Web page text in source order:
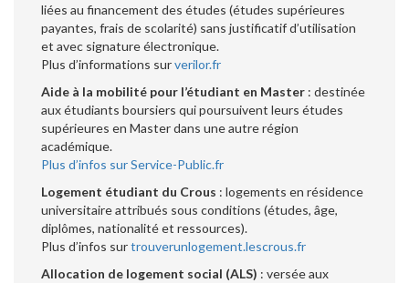
liées au financement des études (études supérieures
payantes, frais de scolarité) sans justificatif d’utilisation
et avec signature électronique.
Plus d’informations surverilor.fr
Aide à la mobilité pour l’étudiant en Master : destinée
aux étudiants boursiers qui poursuivent leurs études
supérieures en Master dans une autre région
académique.
Plus d’infos sur Service-Public.fr
Logement étudiant du Crous : logements en résidence
universitaire attribués sous conditions (études, âge,
diplômes, nationalité et ressources).
Plus d’infos surtrouverunlogement.lescrous.fr
Allocation de logement social (ALS) : versée aux